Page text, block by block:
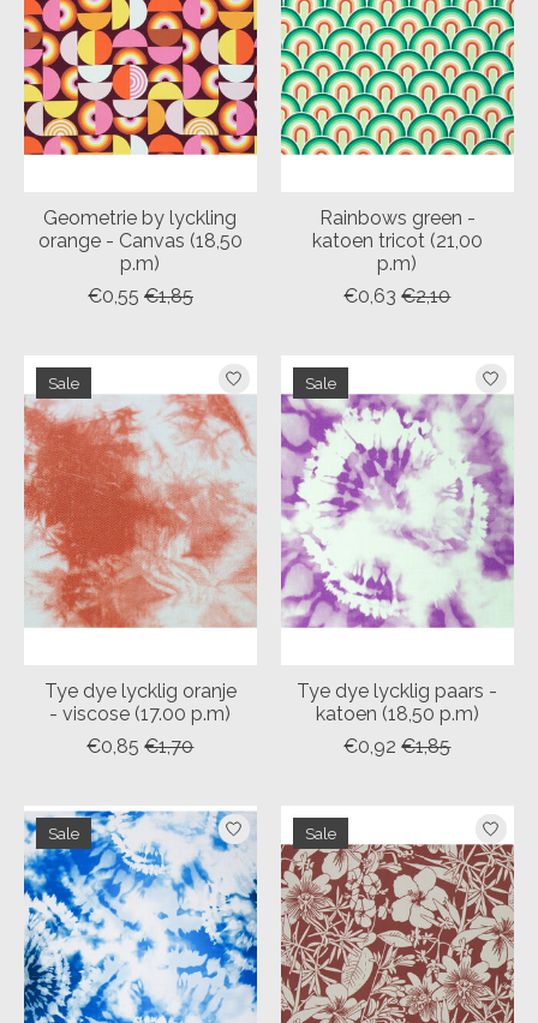
Geometrie by lyckling
orange - Canvas (18,50
p.m)
€0,55 €1,85
Rainbows green -
katoen tricot (21,00
p.m)
€0,63 €2,10
Sale
Tye dye lycklig oranje
- viscose (17.00 p.m)
€0,85 €1,70
Sale
Tye dye lycklig paars -
katoen (18,50 p.m)
€0,92 €1,85
Sale Sale